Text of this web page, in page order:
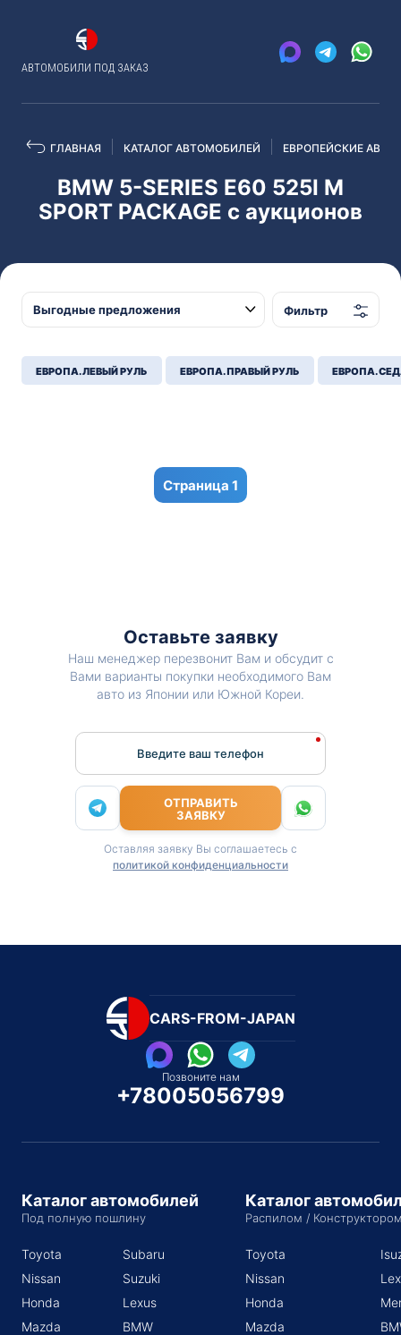
АВТОМОБИЛИ ПОД ЗАКАЗ
ГЛАВНАЯ КАТАЛОГ АВТОМОБИЛЕЙ ЕВРОПЕЙСКИЕ
BMW 5-SERIES E60 525I M
SPORT PACKAGE с аукционов
Фильтр
ЕВРОПА. ЛЕВЫЙ РУЛЬ ЕВРОПА. ПРАВЫЙ РУЛЬ ЕВРОПА.
1
Оставьте заявку
Наш менеджер перезвонит Вам и обсудит с
Вами варианты покупки необходимого Вам
авто из Японии или Южной Кореи.
Введите ваш телефон
ОТПРАВИТЬ
ЗАЯВКУ
Оставляя заявку Вы соглашаетесь с
политикой конфиденциальности
CARS-FROM-JAPAN
Позвоните нам
+78005056799
Каталог автомобилей
Под полную пошлину
Toyota
Nissan
Honda
Mazda
Subaru
Suzuki
Lexus
BMW
Каталог
Распилом /
Toyota
Nissan
Honda
Mazda